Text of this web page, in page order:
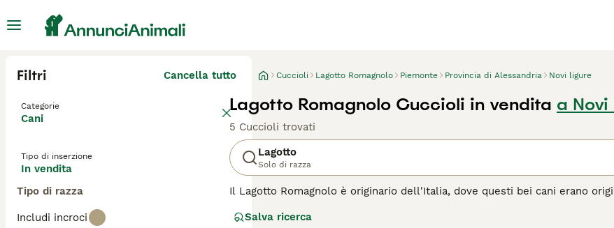
Filtri Cancella tutto
Categorie
Cani
Tipo di inserzione
In vendita
Tipo di razza
Includi incroci
Cuccioli Lagotto Romagnolo Piemonte Provincia di Alessandria Novi ligure
Lagotto Romagnolo Cuccioli in vendita a Novi
5 Cuccioli trovati
Lagotto
Solo di razza
Il Lagotto Romagnolo è originario dell'Italia, dove questi bei cani erano
estremamente acuto e sono quindi spesso utilizzati per rintracciare gli
Salva ricerca